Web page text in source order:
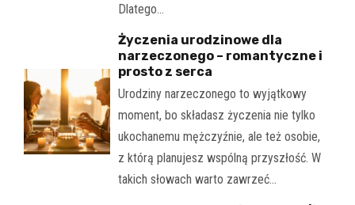
Dlatego…
Życzenia urodzinowe dla
narzeczonego – romantyczne i
prosto z serca
Urodziny narzeczonego to wyjątkowy
moment, bo składasz życzenia nie tylko
ukochanemu mężczyźnie, ale też osobie,
z którą planujesz wspólną przyszłość. W
takich słowach warto zawrzeć…